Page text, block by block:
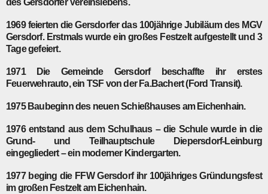
des Gersdorfer Vereinslebens.
1969feierten die Gersdorfer das 100jährige Jubiläum des MGV
Gersdorf. Erstmals wurde ein großes Festzelt aufgestellt und 3
Tage gefeiert.
1971Die Gemeinde Gersdorf beschaffte ihr erstes
Feuerwehrauto, ein TSF von der Fa.Bachert (Ford Transit).
1975Baubeginn des neuen Schießhauses am Eichenhain.
1976entstand aus dem Schulhaus – die Schule wurde in die
Grund- und Teil­hauptschule Diepersdorf-Leinburg
eingegliedert – ein moderner Kindergarten.
1977beging die FFW Gersdorf ihr 100jähriges Gründungsfest
im großen Fest­zelt am Eichenhain.